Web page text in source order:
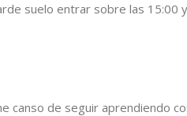
suelo entrar sobre las 15:00
canso de seguir aprendiendo